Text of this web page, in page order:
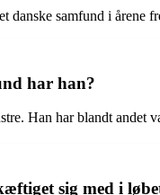
danske samfund i årene
har han?
Han har blandt andet
sig med i